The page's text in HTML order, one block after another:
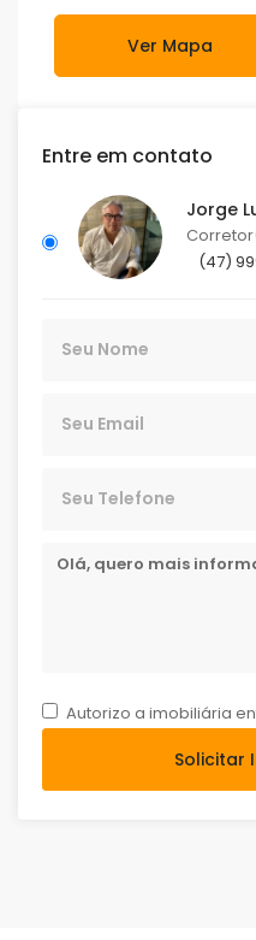
Ver Mapa
Entre em contato
Jorge
(47)
Autorizo a imobiliária
Solicitar